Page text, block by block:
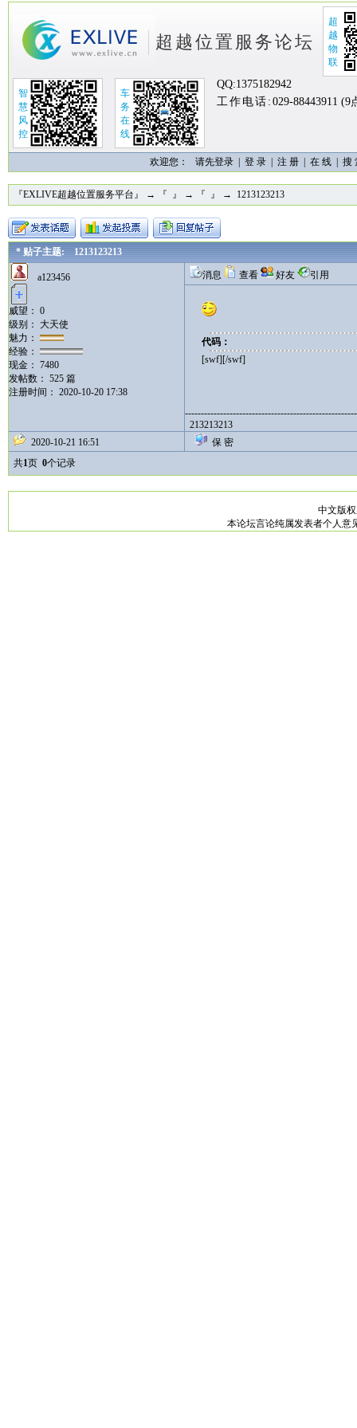
超越位置服务论坛
超
越
物
联
智
慧
风
控
车
务
在
线
QQ:1375182942
工作电话: 029-88443911 (9
欢迎您： 请先登录 | 登 录 注 册 在 线 搜
『EXLIVE超越位置服务平台』 → 『 』 → 『 』 → 1213123213
* 贴子主题: 1213123213
a123456
威望： 0
级别： 大天使
魅力：
经验：
现金： 7480
发帖数： 525 篇
注册时间： 2020-10-20 17:38
消息 查看 好友 引用
代码：
[swf][/swf]
213213213
2020-10-21 16:51
保 密
共1页 0个记录
中文版
本论坛言论纯属发表者个人意